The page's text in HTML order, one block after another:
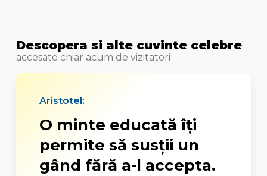
Descopera si alte cuvinte celebre
accesate chiar acum de vizitatori
Aristotel:
O minte educată îți
permite să susții un
gând fără a-l accepta.